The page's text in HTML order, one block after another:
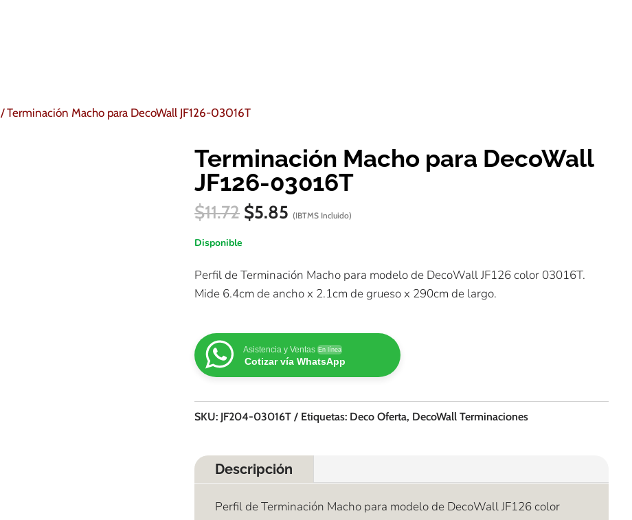
/ Terminación Macho para DecoWall JF126-03016T
Terminación Macho para DecoWall
JF126-03016T
$11.72 El
precio
$11.72.
$5.85 El
precio
$5.85.
(IBTMS Incluido)
Disponible
Perfil de Terminación Macho para modelo de DecoWall JF126 color 03016T.
Mide 6.4cm de ancho x 2.1cm de grueso x 290cm de largo.
Asistencia y Ventas En línea
Cotizar vía WhatsApp
SKU: JF204-03016T Etiquetas: Deco Oferta, DecoWall Terminaciones
Descripción
Perfil de Terminación Macho para modelo de DecoWall JF126 color